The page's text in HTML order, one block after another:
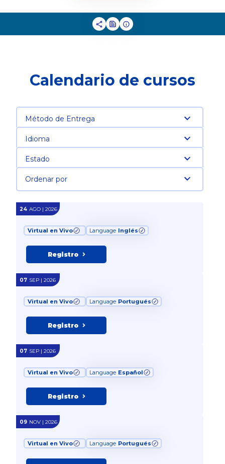
Calendario de cursos
Método de Entrega
Idioma
Estado
Ordenar por
24 AGO | 2026
Virtual en Vivo Language Inglés
Registro
07 SEP | 2026
Virtual en Vivo Language Portugués
Registro
07 SEP | 2026
Virtual en Vivo Language Español
Registro
09 NOV | 2026
Virtual en Vivo Language Portugués